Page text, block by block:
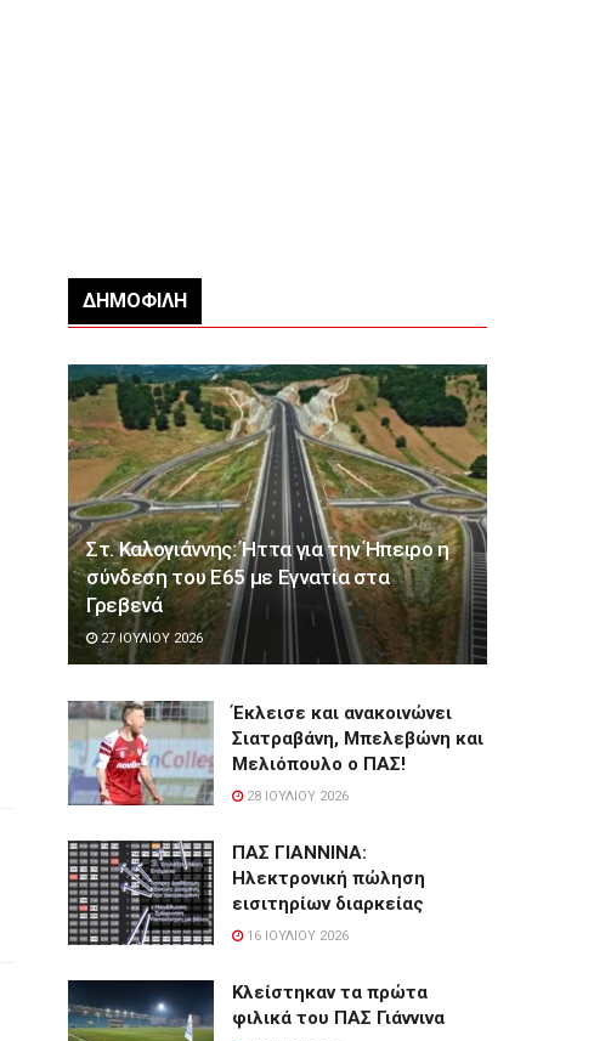
ΔΗΜΟΦΙΛΉ
Στ. Καλογιάννης: Ήττα για την Ήπειρο η
σύνδεση του Ε65 με Εγνατία στα
Γρεβενά
27 ΙΟΥΛΊΟΥ 2026
Έκλεισε και ανακοινώνει
Σιατραβάνη, Μπελεβώνη και
Μελιόπουλο ο ΠΑΣ!
28 ΙΟΥΛΊΟΥ 2026
ΠΑΣ ΓΙΑΝΝΙΝΑ:
Hλεκτρονική πώληση
εισιτηρίων διαρκείας
16 ΙΟΥΛΊΟΥ 2026
Κλείστηκαν τα πρώτα
φιλικά του ΠΑΣ Γιάννινα